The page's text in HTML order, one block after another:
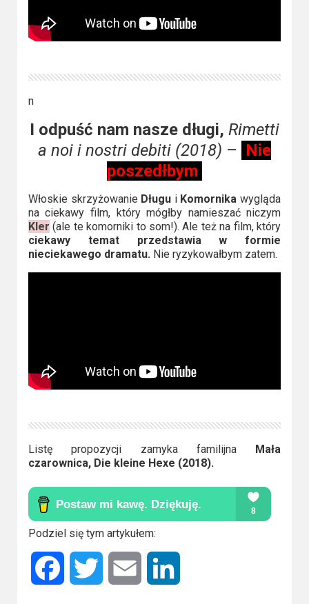
n
I odpuść nam nasze długi, Rimetti
a noi i nostri debiti (2018) – Nie
poszedłbym
Włoskie skrzyżowanie Długu i Komornika wygląda
na ciekawy film, który mógłby namieszać niczym
Kler (ale te komorniki to som!). Ale też na film, który
ciekawy temat przedstawia w formie
nieciekawego dramatu.Nie ryzykowałbym zatem.
Listę propozycji zamyka familijna
Mała
czarownica, Die kleine Hexe (2018).
Podziel się tym artykułem:
Facebook Twitter Email